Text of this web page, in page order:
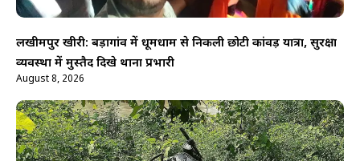
लखीमपुर खीरी: बड़ागांव में धूमधाम से निकली छोटी कांवड़ यात्रा, सुरक्षा
व्यवस्था में मुस्तैद दिखे थाना प्रभारी
August 8, 2026